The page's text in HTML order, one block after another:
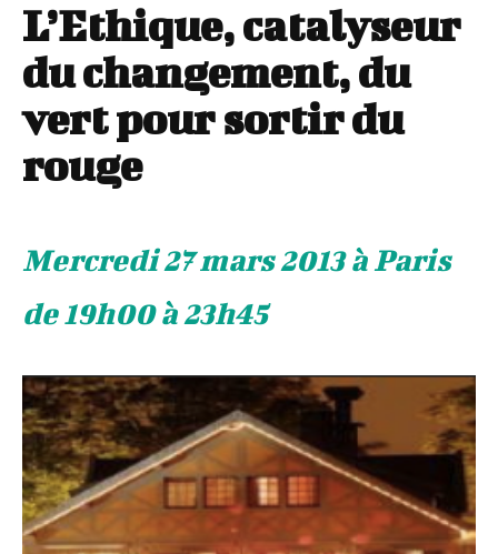
L’Ethique, catalyseur
du changement, du
vert pour sortir du
rouge
Mercredi 27 mars 2013 à Paris
de 19h00 à 23h45